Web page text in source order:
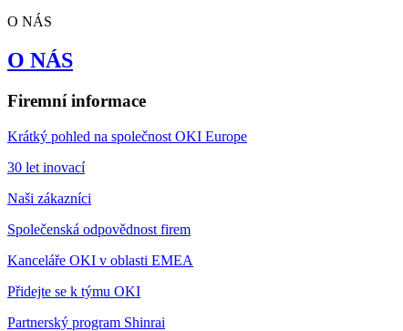
O NÁS
O NÁS
Firemní informace
Krátký pohled na společnost OKI Europe
30 let inovací
Naši zákazníci
Společenská odpovědnost firem
Kanceláře OKI v oblasti EMEA
Přidejte se k týmu OKI
Partnerský program Shinrai